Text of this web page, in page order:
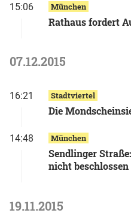
15:06 München
Rathaus fordert
07.12.2015
16:21 Stadtviertel
Die
14:48 München
Sendlinger
nicht beschlossen
19.11.2015